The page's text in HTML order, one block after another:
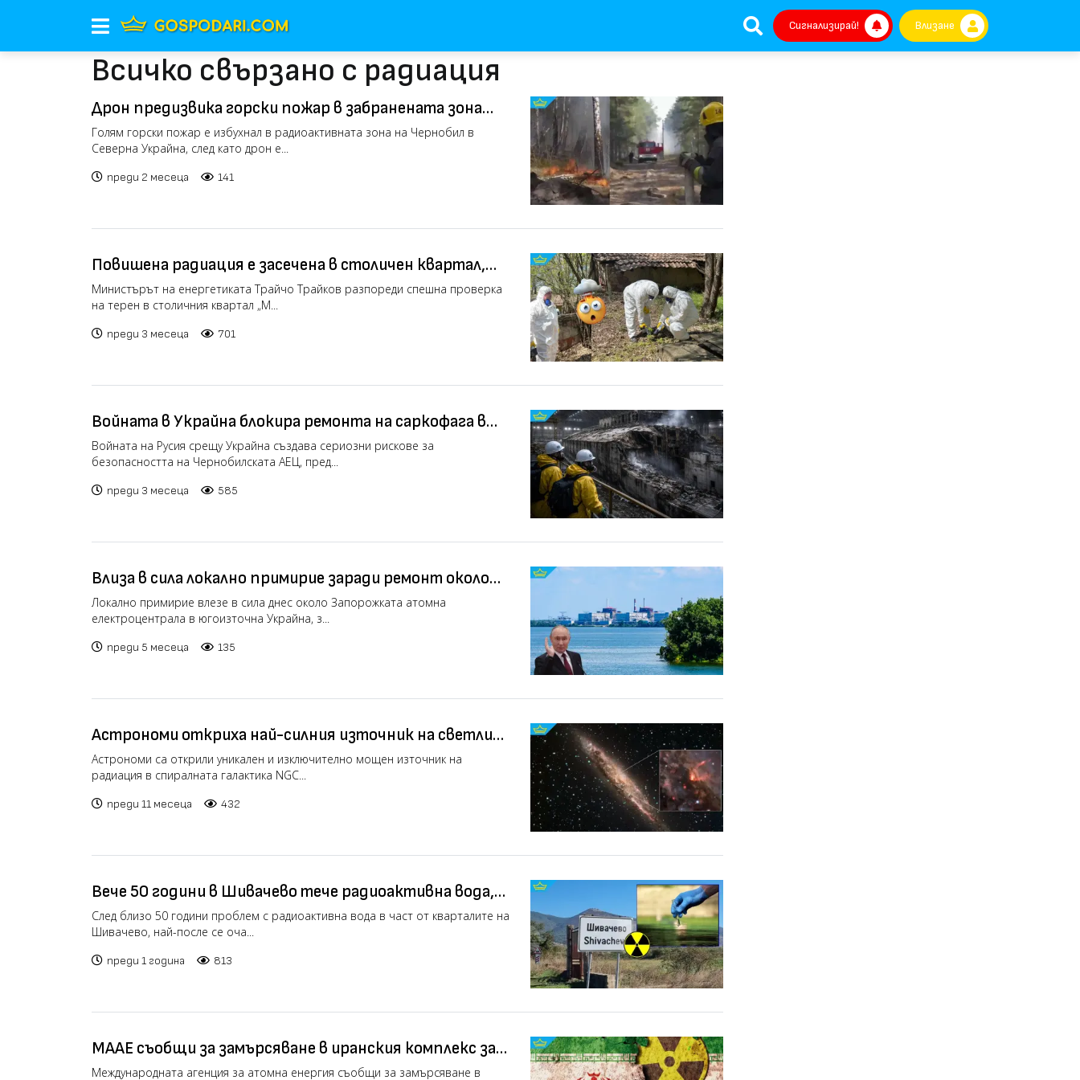
Сигнализирай! Влизане
Всичко свързано с радиация
Дрон предизвика горски пожар в забранената зона
край Чернобил
Голям горски пожар е избухнал в радиоактивната зона на Чернобил в
Северна Украйна, след като дрон е...
преди 2 месеца 141
Повишена радиация е засечена в столичен квартал,
извършва се проверка
Министърът на енергетиката Трайчо Трайков разпореди спешна проверка
на терен в столичния квартал „М...
преди 3 месеца 701
Войната в Украйна блокира ремонта на саркофага в
Чернобил
Войната на Русия срещу Украйна създава сериозни рискове за
безопасността на Чернобилската АЕЦ, пред...
преди 3 месеца 585
Влиза в сила локално примирие заради ремонт около
Запорожката АЕЦ
Локално примирие влезе в сила днес около Запорожката атомна
електроцентрала в югоизточна Украйна, з...
преди 5 месеца 135
Астрономи откриха най-силния източник на светлина
във видимата Вселена
Астрономи са открили уникален и изключително мощен източник на
радиация в спиралната галактика NGC...
преди 11 месеца 432
Вече 50 години в Шивачево тече радиоактивна вода,
обещават решение на проблема скоро (видео)
След близо 50 години проблем с радиоактивна вода в част от кварталите на
Шивачево, най-после се оча...
преди 1 година 813
МААЕ съобщи за замърсяване в иранския комплекс за
обогатяване на уран в Натанз
Международната агенция за атомна енергия съобщи за замърсяване в